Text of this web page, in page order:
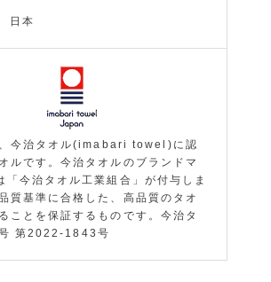
日本
、今治タオル(imabari towel)に認
ルです。今治タオルのブランドマ
「今治タオル工業組合」が付与しま
質基準に合格した、高品質のタオ
ことを保証するものです。今治タ
第2022-1843号